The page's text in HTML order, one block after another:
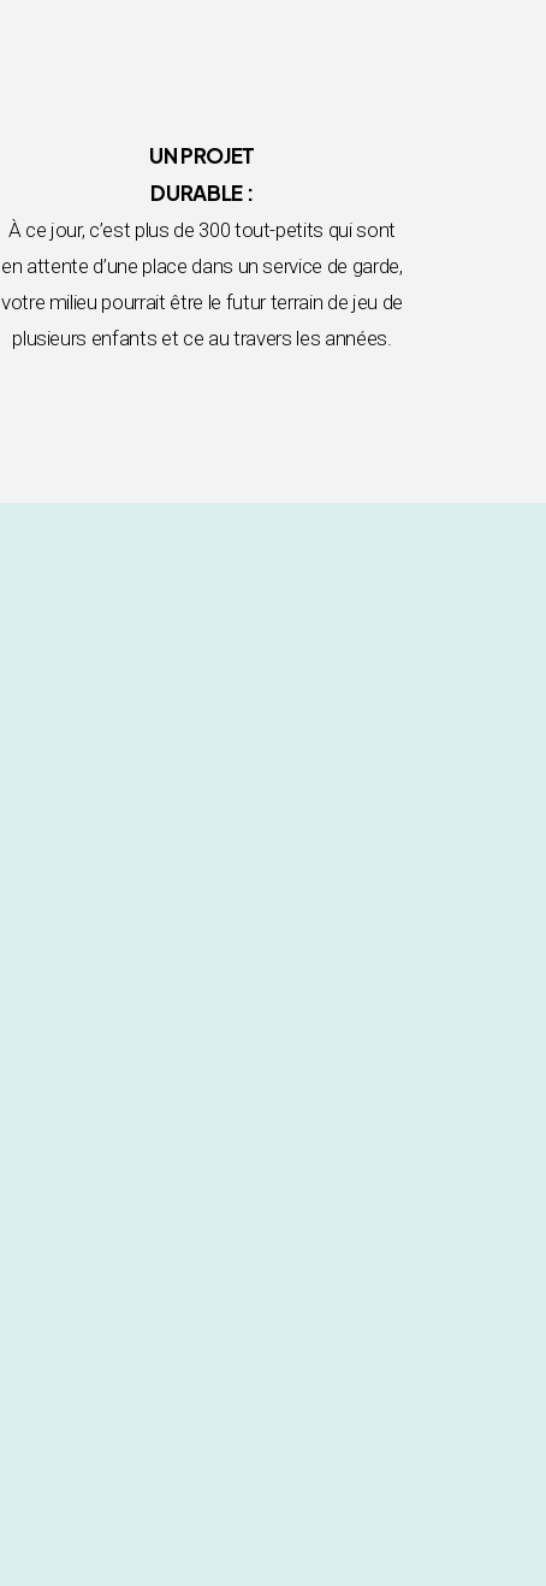
UN PROJET
DURABLE :
À ce jour, c’est plus de 300 tout-petits qui sont
en attente d’une place dans un service de garde,
votre milieu pourrait être le futur terrain de jeu de
plusieurs enfants et ce au travers les années.